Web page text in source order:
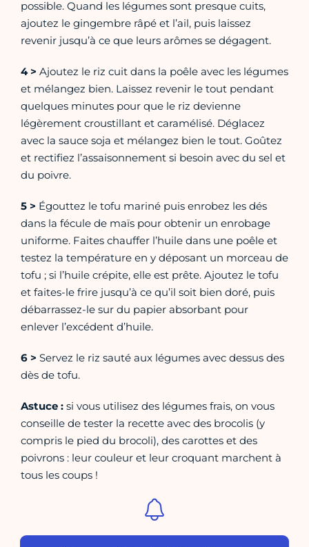
possible. Quand les légumes sont presque cuits,
ajoutez le gingembre râpé et l’ail, puis laissez
revenir jusqu’à ce que leurs arômes se dégagent.
4 > Ajoutez le riz cuit dans la poêle avec les légumes
et mélangez bien. Laissez revenir le tout pendant
quelques minutes pour que le riz devienne
légèrement croustillant et caramélisé. Déglacez
avec la sauce soja et mélangez bien le tout. Goûtez
et rectifiez l’assaisonnement si besoin avec du sel et
du poivre.
5 > Égouttez le tofu mariné puis enrobez les dés
dans la fécule de maïs pour obtenir un enrobage
uniforme. Faites chauffer l’huile dans une poêle et
testez la température en y déposant un morceau de
tofu ; si l’huile crépite, elle est prête. Ajoutez le tofu
et faites-le frire jusqu’à ce qu’il soit bien doré, puis
débarrassez-le sur du papier absorbant pour
enlever l’excédent d’huile.
6 > Servez le riz sauté aux légumes avec dessus des
dès de tofu.
Astuce : si vous utilisez des légumes frais, on vous
conseille de tester la recette avec des brocolis (y
compris le pied du brocoli), des carottes et des
poivrons : leur couleur et leur croquant marchent à
tous les coups !